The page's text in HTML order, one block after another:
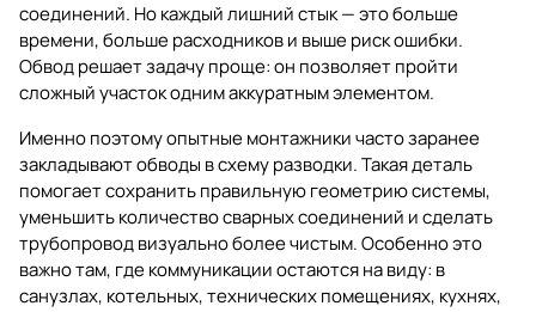
соединений. Но каждый лишний стык — это больше
времени, больше расходников и выше риск ошибки.
Обвод решает задачу проще: он позволяет пройти
сложный участок одним аккуратным элементом.
Именно поэтому опытные монтажники часто заранее
закладывают обводы в схему разводки. Такая деталь
помогает сохранить правильную геометрию системы,
уменьшить количество сварных соединений и сделать
трубопровод визуально более чистым. Особенно это
важно там, где коммуникации остаются на виду: в
санузлах, котельных, технических помещениях, кухнях,